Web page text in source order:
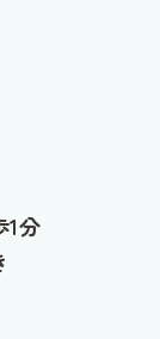
分